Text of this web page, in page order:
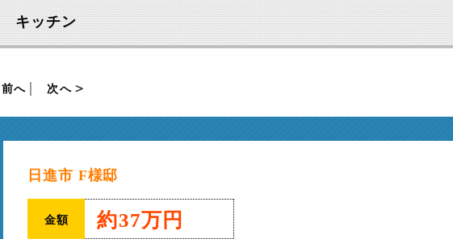
キッチン
前へ 次へ
日進市 F様邸
金額 約37万円